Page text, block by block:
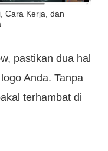
Cara Kerja, dan
pastikan dua hal
Anda. Tanpa
terhambat di